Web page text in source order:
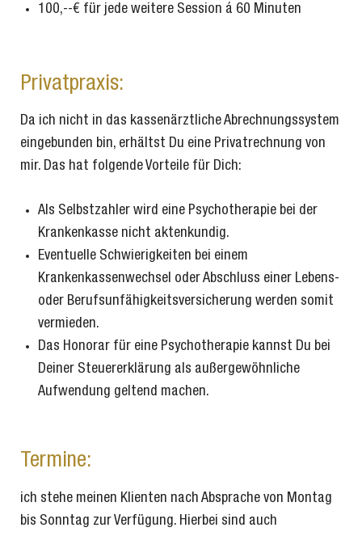
100,--€ für jede weitere Session á 60 Minuten
Privatpraxis:
Da ich nicht in das kassenärztliche Abrechnungssystem
eingebunden bin, erhältst Du eine Privatrechnung von
mir. Das hat folgende Vorteile für Dich:
Als Selbstzahler wird eine Psychotherapie bei der
Krankenkasse nicht aktenkundig.
Eventuelle Schwierigkeiten bei einem
Krankenkassenwechsel oder Abschluss einer Lebens-
oder Berufsunfähigkeitsversicherung werden somit
vermieden.
Das Honorar für eine Psychotherapie kannst Du bei
Deiner Steuererklärung als außergewöhnliche
Aufwendung geltend machen.
Termine:
ich stehe meinen Klienten nach Absprache von Montag
bis Sonntag zur Verfügung. Hierbei sind auch